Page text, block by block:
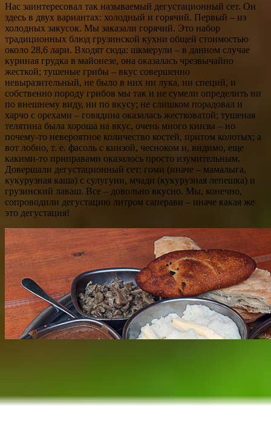
Нас заинтересовал так называемый дегустационный сет. Он
здесь в двух вариантах: холодный и горячий. Первый – из
холодных закусок. Мы заказали горячий. Это набор
традиционных блюд грузинской кухни общей стоимостью
около 28,6 лари. Входят сюда: шкмерули – в данном случае
куриная грудка в майонезе, она оказалась чрезвычайно
жесткой; тушеные грибы – вкус совершенно
невыразительный, не было в них ни лука, ни специй, и
собственно породу грибов мы так и не сумели определить ни
по внешнему виду, ни по вкусу; не слишком порадовал и
харчо с орехами – говядина оказалась жестковатой; тушеная
телятина была хороша на вкус, очень много кинзы – но
почему-то невероятное количество костей, притом колотых; а
вот лобио, т. е. фасоль с кинзой, чесноком и, видимо, еще
какими-то приправами оказалось просто изумительным.
Довершали дегустационный сет: гоми (иначе – мамалыга,
кукурузная каша) с сулугуни, мчади (кукурузная лепешка) и
грузинский лаваш. Все – довольно вкусно. Мы, конечно,
сопроводили дегустацию литром саперави – иначе какая же
это дегустация!